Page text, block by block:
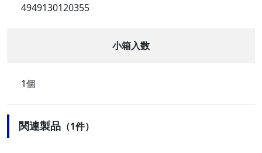
4949130120355
小箱入数
1個
関連製品 （1件）